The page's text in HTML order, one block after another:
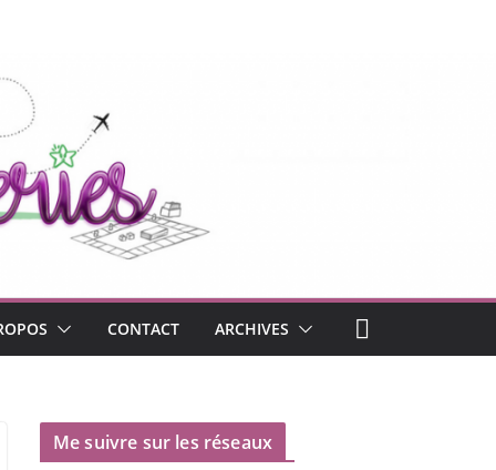
CONTACT ARCHIVES
Me suivre sur les réseaux